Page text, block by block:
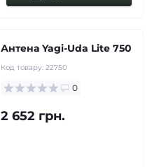
Антена Yagi-Uda Lite 750
Код товару: 22750
0
2 652 грн.